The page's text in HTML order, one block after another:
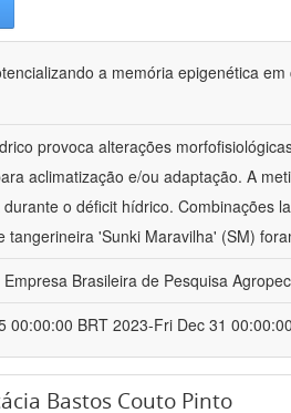
a memória epigenética
provoca alterações
aclimatização e/ou adaptação. A
o déficit hídrico. Combinações
tangerineira 'Sunki Maravilha' (SM)
Empresa Brasileira de Pesquisa
00:00:00 BRT 2023-Fri Dec 31
Bastos Couto Pinto